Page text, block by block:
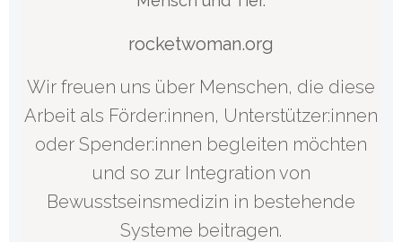
rocketwoman.org
Wir freuen uns über Menschen, die diese
Arbeit als Förder:innen, Unterstützer:innen
oder Spender:innen begleiten möchten
und so zur Integration von
Bewusstseinsmedizin in bestehende
Systeme beitragen.